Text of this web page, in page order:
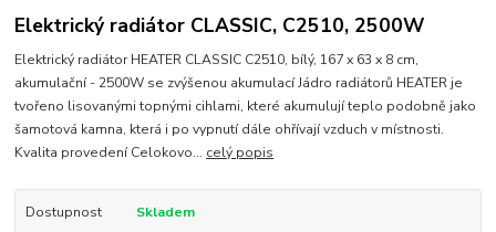
Elektrický radiátor CLASSIC, C2510, 2500W
Elektrický radiátor HEATER CLASSIC C2510, bílý, 167 x 63 x 8 cm,
akumulační - 2500W se zvýšenou akumulací Jádro radiátorů HEATER je
tvořeno lisovanými topnými cihlami, které akumulují teplo podobně jako
šamotová kamna, která i po vypnutí dále ohřívají vzduch v místnosti.
Kvalita provedení Celokovo... celý popis
Dostupnost
Skladem